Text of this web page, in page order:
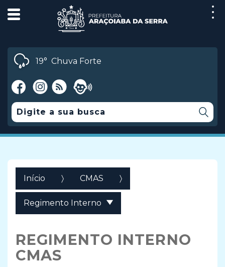
19° Chuva Forte
Início CMAS
Regimento Interno
REGIMENTO INTERNO
CMAS